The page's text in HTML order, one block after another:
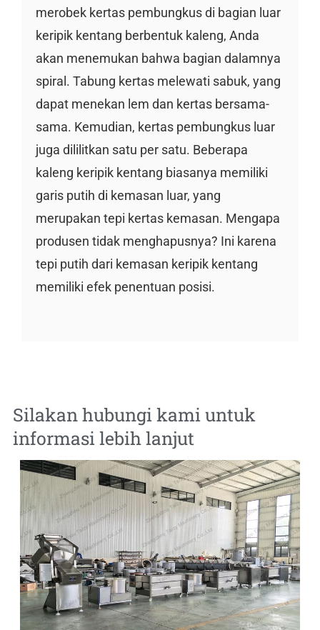
merobek kertas pembungkus di bagian luar
keripik kentang berbentuk kaleng, Anda
akan menemukan bahwa bagian dalamnya
spiral. Tabung kertas melewati sabuk, yang
dapat menekan lem dan kertas bersama-
sama. Kemudian, kertas pembungkus luar
juga dililitkan satu per satu. Beberapa
kaleng keripik kentang biasanya memiliki
garis putih di kemasan luar, yang
merupakan tepi kertas kemasan. Mengapa
produsen tidak menghapusnya? Ini karena
tepi putih dari kemasan keripik kentang
memiliki efek penentuan posisi.
Silakan hubungi kami untuk
informasi lebih lanjut